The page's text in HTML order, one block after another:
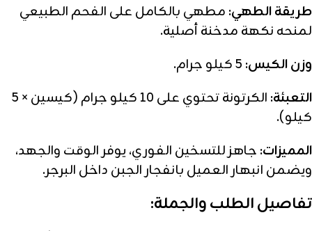
طريقة الطهي: مطهي بالكامل على الفحم الطبيعي
لمنحه نكهة مدخنة أصلية.
وزن الكيس:
التعبئة:
الكرتونة تحتوي على 10 كيلو جرام (كيسين × 5
كيلو).
المميزات: جاهز للتسخين الفوري، يوفر الوقت والجهد،
ويضمن انبهار العميل بانفجار الجبن داخل البرجر.
تفاصيل الطلب والجملة: